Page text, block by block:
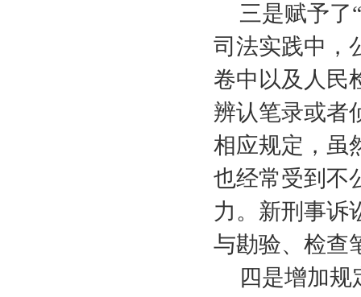
三是赋予了
司法实践中，
卷中以及人民
辨认笔录或者
相应规定，虽
也经常受到不
力。新刑事诉
与勘验、检查
四是增加规